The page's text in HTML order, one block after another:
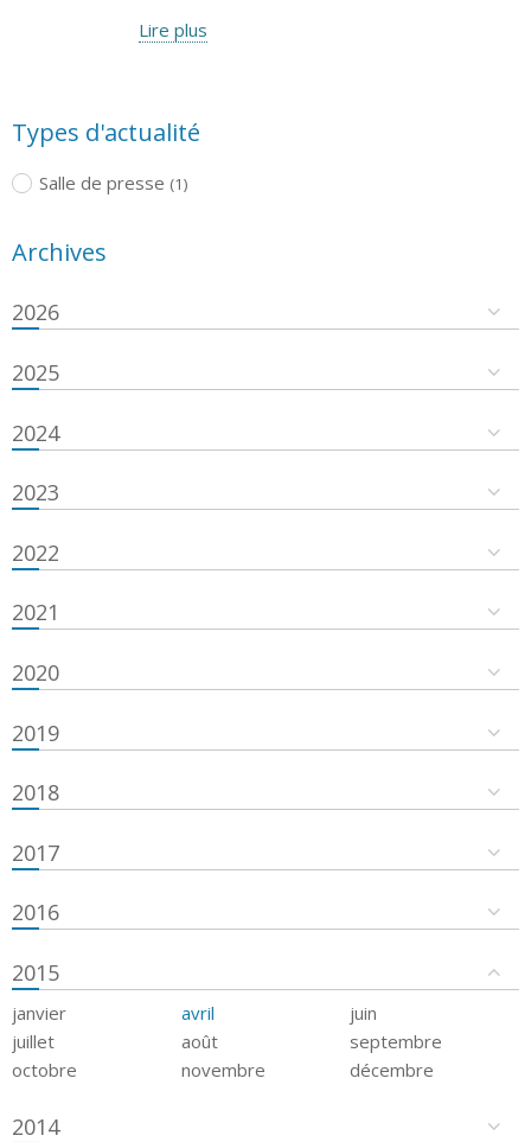
Lire plus
Types d'actualité
Salle de presse (1)
Archives
2026
2025
2024
2023
2022
2021
2020
2019
2018
2017
2016
2015
janvier avril
juin
juillet
août
septembre
octobre
novembre décembre
2014